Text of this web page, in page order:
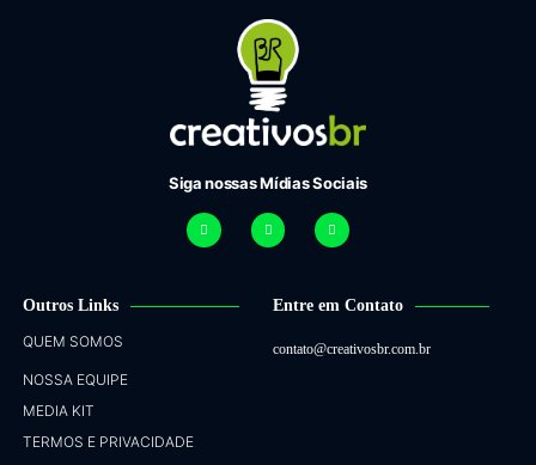
Siga nossas Mídias Sociais
Outros Links
QUEM SOMOS
NOSSA EQUIPE
MEDIA KIT
TERMOS E PRIVACIDADE
Entre em Contato
contato@creativosbr.com.br